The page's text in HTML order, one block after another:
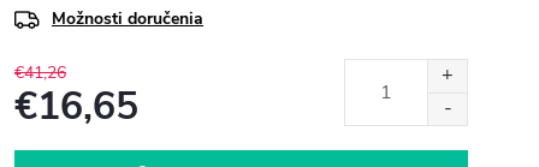
Možnosti doručenia
€41,26
€16,65